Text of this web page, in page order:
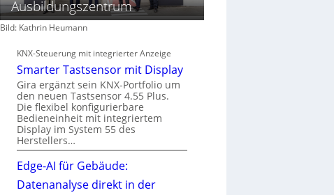
Ausbildungszentrum
Bild: Kathrin Heumann
KNX-Steuerung mit integrierter Anzeige
Smarter Tastsensor mit Display
Gira ergänzt sein KNX-Portfolio um
den neuen Tastsensor 4.55 Plus.
Die flexibel konfigurierbare
Bedieneinheit mit integriertem
Display im System 55 des
Herstellers…
Edge-AI für Gebäude:
Datenanalyse direkt in der